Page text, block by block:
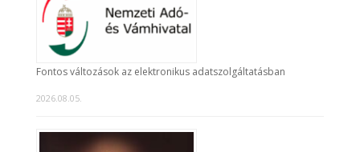
Fontos változások az elektronikus adatszolgáltatásban
2026.08.05.